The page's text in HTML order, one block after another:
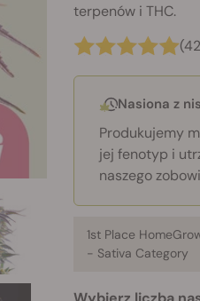
terpenów i THC.
Nasiona z
Produkujemy
jej fenotyp i
naszego
1st Place
- Sativa Category